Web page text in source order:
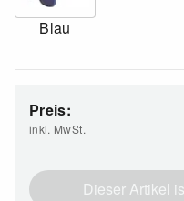
Blau
Preis:
inkl. MwSt.
Dieser Artikel